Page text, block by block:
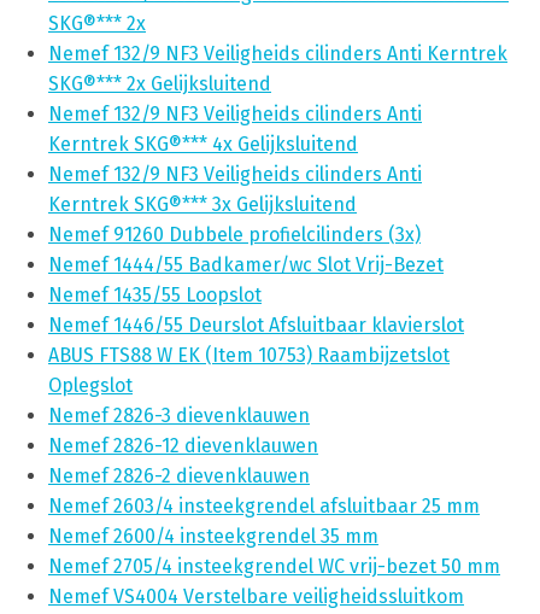
SKG®*** 2x
Nemef 132/9 NF3 Veiligheids cilinders Anti Kerntrek
SKG®*** 2x Gelijksluitend
Nemef 132/9 NF3 Veiligheids cilinders Anti
Kerntrek SKG®*** 4x Gelijksluitend
Nemef 132/9 NF3 Veiligheids cilinders Anti
Kerntrek SKG®*** 3x Gelijksluitend
Nemef 91260 Dubbele profielcilinders (3x)
Nemef 1444/55 Badkamer/wc Slot Vrij-Bezet
Nemef 1435/55 Loopslot
Nemef 1446/55 Deurslot Afsluitbaar klavierslot
ABUS FTS88 W EK (Item 10753) Raambijzetslot
Oplegslot
Nemef 2826-3 dievenklauwen
Nemef 2826-12 dievenklauwen
Nemef 2826-2 dievenklauwen
Nemef 2603/4 insteekgrendel afsluitbaar 25 mm
Nemef 2600/4 insteekgrendel 35 mm
Nemef 2705/4 insteekgrendel WC vrij-bezet 50 mm
Nemef VS4004 Verstelbare veiligheidssluitkom